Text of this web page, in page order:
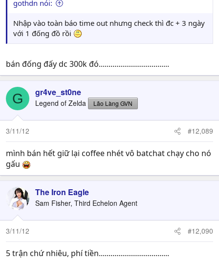
gothdn nói:
Nhập vào toàn báo time out nhưng check thì đc + 3 ngày
với 1 đống đồ rồi
bán đống đấy dc 300k đó....................................
G gr4ve_st0ne
Legend of Zelda Lão Làng GVN
3/11/12 #12,089
mình bán hết giữ lại coffee nhét vô batchat chạy cho nó
gấu
The Iron Eagle
Sam Fisher, Third Echelon Agent
3/11/12 #12,090
5 trận chứ nhiêu, phí tiền....................................